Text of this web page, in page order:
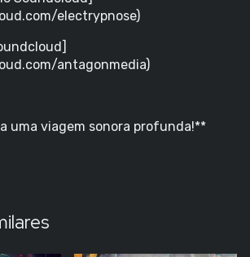
electrypnose)
antagonmedia)
uma viagem sonora profunda!**